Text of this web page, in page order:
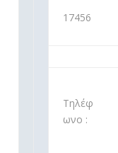
17456
Τηλέφ
ωνο :